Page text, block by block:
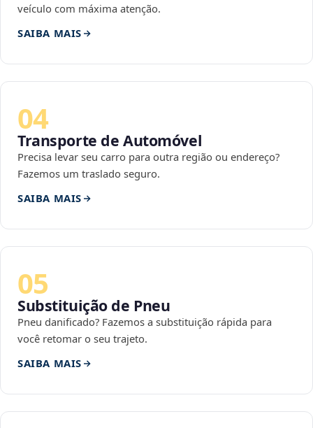
veículo com máxima atenção.
SAIBA MAIS
04
Transporte de Automóvel
Precisa levar seu carro para outra região ou endereço?
Fazemos um traslado seguro.
SAIBA MAIS
05
Substituição de Pneu
Pneu danificado? Fazemos a substituição rápida para
você retomar o seu trajeto.
SAIBA MAIS